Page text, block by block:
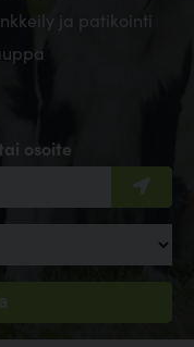
osoite
ja patikointi